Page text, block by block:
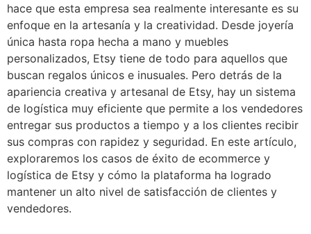
hace que esta empresa sea realmente interesante es su
enfoque en la artesanía y la creatividad. Desde joyería
única hasta ropa hecha a mano y muebles
personalizados, Etsy tiene de todo para aquellos que
buscan regalos únicos e inusuales. Pero detrás de la
apariencia creativa y artesanal de Etsy, hay un sistema
de logística muy eficiente que permite a los vendedores
entregar sus productos a tiempo y a los clientes recibir
sus compras con rapidez y seguridad. En este artículo,
exploraremos los casos de éxito de ecommerce y
logística de Etsy y cómo la plataforma ha logrado
mantener un alto nivel de satisfacción de clientes y
vendedores.